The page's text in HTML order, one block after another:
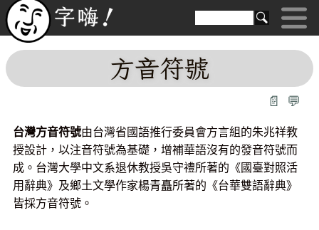
方音符號
📄 💬
台灣方音符號由台灣省國語推行委員會方言組的朱兆祥教
授設計，以注音符號為基礎，增補華語沒有的發音符號而
成。台灣大學中文系退休教授吳守禮所著的《國臺對照活
用辭典》及鄉土文學作家楊青矗所著的《台華雙語辭典》
皆採方音符號。